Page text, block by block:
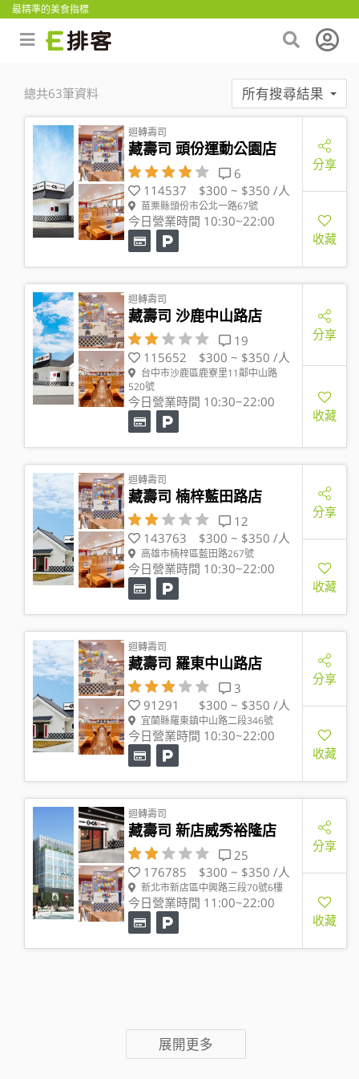
最精準的美食指標
總共63筆資料 所有搜尋結果
迴轉壽司
藏壽司 頭份運動公園店
6
114537
$300 ~ $350 /人
苗栗縣頭份市公北一路67號
今日營業時間 10:30~22:00
分享
收藏
迴轉壽司
藏壽司 沙鹿中山路店
19
115652
$300 ~ $350 /人
台中市沙鹿區鹿寮里11鄰中山路
520號
今日營業時間 10:30~22:00
分享
收藏
迴轉壽司
藏壽司 楠梓藍田路店
12
143763
$300 ~ $350 /人
高雄市楠梓區藍田路267號
今日營業時間 10:30~22:00
分享
收藏
迴轉壽司
藏壽司 羅東中山路店
3
91291
$300 ~ $350 /人
宜蘭縣羅東鎮中山路二段346號
今日營業時間 10:30~22:00
分享
收藏
迴轉壽司
藏壽司 新店威秀裕隆店
25
176785
$300 ~ $350 /人
新北市新店區中興路三段70號6樓
今日營業時間 11:00~22:00
分享
收藏
展開更多